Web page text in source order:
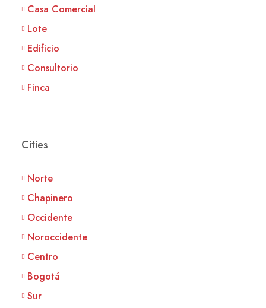
Casa Comercial
Lote
Edificio
Consultorio
Finca
Cities
Norte
Chapinero
Occidente
Noroccidente
Centro
Bogotá
Sur